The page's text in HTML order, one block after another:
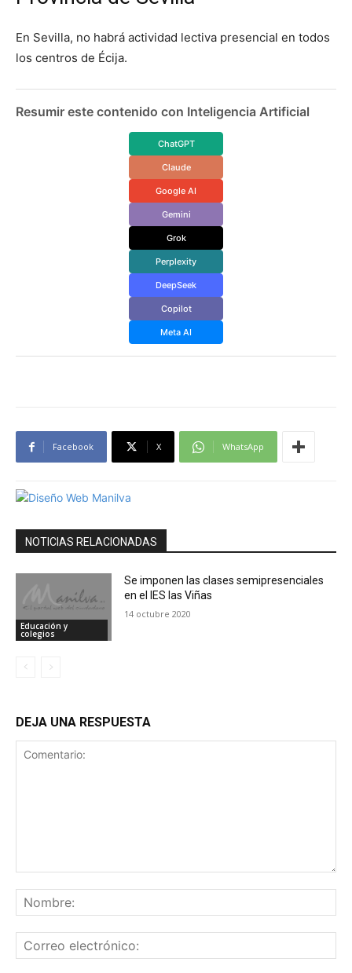
En Sevilla, no habrá actividad lectiva presencial en todos
los centros de Écija.
Resumir este contenido con Inteligencia Artificial
ChatGPT
Claude
Google AI
Gemini
Grok
Perplexity
DeepSeek
Copilot
Meta AI
Facebook X WhatsApp
NOTICIAS RELACIONADAS
Educación y
colegios
Se imponen las clases semipresenciales
en el IES las Viñas
14 octubre 2020
DEJA UNA RESPUESTA